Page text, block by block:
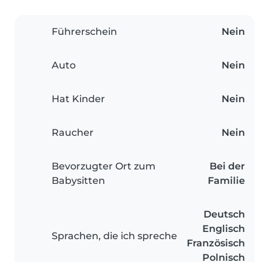
Führerschein Nein
Auto Nein
Hat Kinder Nein
Raucher Nein
Bevorzugter Ort zum
Babysitten
Bei der
Familie
Sprachen, die ich spreche
Deutsch
Englisch
Französisch
Polnisch